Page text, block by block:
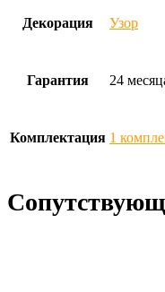
Декорация Узор
Гарантия 24
Комплектация 1